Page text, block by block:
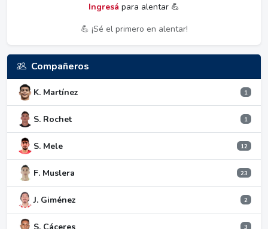
Ingresá para alentar 💪
💪 ¡Sé el primero en alentar!
Compañeros
K. Martínez 1
S. Rochet 1
S. Mele 12
F. Muslera 23
J. Giménez 2
S. Cáceres 3